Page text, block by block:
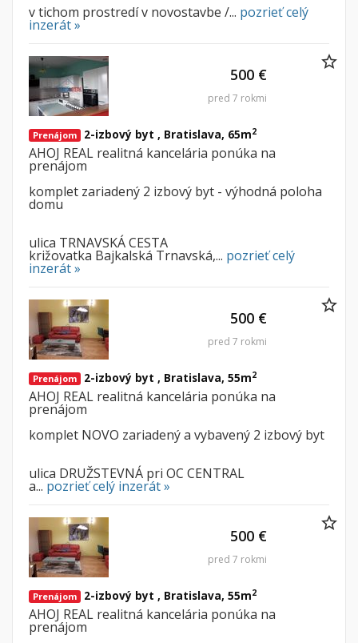
v tichom prostredí v novostavbe /... pozrieť celý
inzerát »
Prenájom 2-izbový byt , Bratislava, 65m2
AHOJ REAL realitná kancelária ponúka na
prenájom
komplet zariadený 2 izbový byt - výhodná poloha
domu
ulica TRNAVSKÁ CESTA
križovatka Bajkalská Trnavská,... pozrieť celý
inzerát »
500 €
pred 7 rokmi
Prenájom 2-izbový byt , Bratislava, 55m2
AHOJ REAL realitná kancelária ponúka na
prenájom
komplet NOVO zariadený a vybavený 2 izbový byt
ulica DRUŽSTEVNÁ pri OC CENTRAL
a... pozrieť celý inzerát »
500 €
pred 7 rokmi
Prenájom 2-izbový byt , Bratislava, 55m2
AHOJ REAL realitná kancelária ponúka na
prenájom
500 €
pred 7 rokmi